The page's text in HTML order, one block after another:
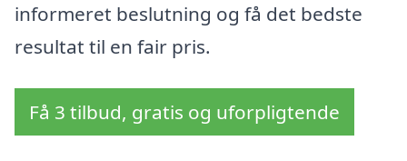
informeret beslutning og få det bedste
resultat til en fair pris.
Få 3 tilbud, gratis og uforpligtende